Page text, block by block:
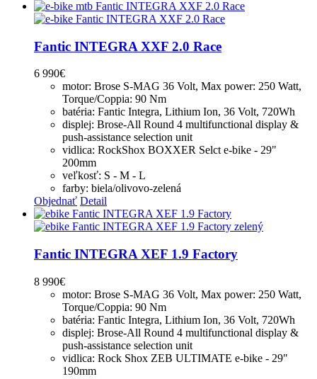
Fantic INTEGRA XXF 2.0 Race
6 990€
motor: Brose S-MAG 36 Volt, Max power: 250 Watt,
Torque/Coppia: 90 Nm
batéria: Fantic Integra, Lithium Ion, 36 Volt, 720Wh
displej: Brose-All Round 4 multifunctional display &
push-assistance selection unit
vidlica: RockShox BOXXER Selct e-bike - 29"
200mm
veľkosť: S - M - L
farby: biela/olivovo-zelená
Objednať Detail
Fantic INTEGRA XEF 1.9 Factory
8 990€
motor: Brose S-MAG 36 Volt, Max power: 250 Watt,
Torque/Coppia: 90 Nm
batéria: Fantic Integra, Lithium Ion, 36 Volt, 720Wh
displej: Brose-All Round 4 multifunctional display &
push-assistance selection unit
vidlica: Rock Shox ZEB ULTIMATE e-bike - 29"
190mm